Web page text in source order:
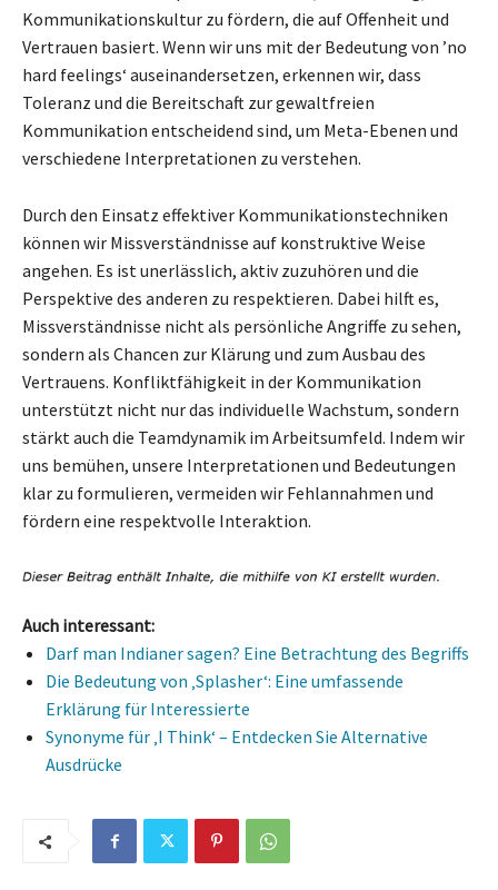
Kommunikationskultur zu fördern, die auf Offenheit und
Vertrauen basiert. Wenn wir uns mit der Bedeutung von ’no
hard feelings‘ auseinandersetzen, erkennen wir, dass
Toleranz und die Bereitschaft zur gewaltfreien
Kommunikation entscheidend sind, um Meta-Ebenen und
verschiedene Interpretationen zu verstehen.
Durch den Einsatz effektiver Kommunikationstechniken
können wir Missverständnisse auf konstruktive Weise
angehen. Es ist unerlässlich, aktiv zuzuhören und die
Perspektive des anderen zu respektieren. Dabei hilft es,
Missverständnisse nicht als persönliche Angriffe zu sehen,
sondern als Chancen zur Klärung und zum Ausbau des
Vertrauens. Konfliktfähigkeit in der Kommunikation
unterstützt nicht nur das individuelle Wachstum, sondern
stärkt auch die Teamdynamik im Arbeitsumfeld. Indem wir
uns bemühen, unsere Interpretationen und Bedeutungen
klar zu formulieren, vermeiden wir Fehlannahmen und
fördern eine respektvolle Interaktion.
Auch interessant:
Darf man Indianer sagen? Eine Betrachtung des Begriffs
Die Bedeutung von ‚Splasher‘: Eine umfassende
Erklärung für Interessierte
Synonyme für ‚I Think‘ – Entdecken Sie Alternative
Ausdrücke